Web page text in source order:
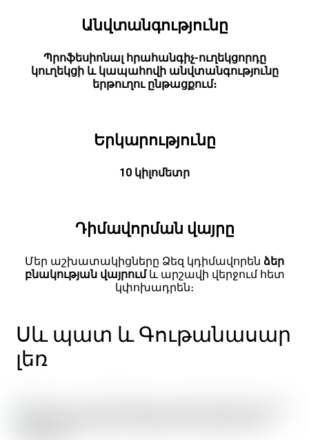
Անվտանգությունը
Պրոֆեսիոնալ հրահանգիչ-ուղեկցորդը
կուղեկցի և կապահովի անվտանգությունը
երթուղու ընթացքում։
Երկարությունը
10 կիլոմետր
Դիմավորման վայրը
Մեր աշխատակիցները Ձեզ կդիմավորեն ձեր
բնակության վայրումև արշավի վերջում հետ
կփոխադրեն։
Սև պատ և Գութանասար
լեռ